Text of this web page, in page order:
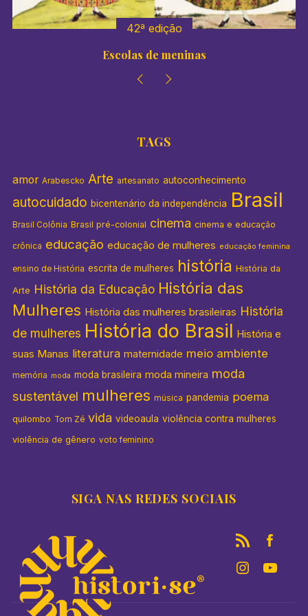
42ª edição
Escolas de meninas
TAGS
amor Arabescko Arte artesanato autoconhecimento
autocuidado bicentenário da independência Brasil
Brasil Colônia Brasil pré-colonial cinema cinema e educação
crônica educação educação de mulheres educação feminina
ensino de História escrita de mulheres história História da
Arte História da Educação História das
Mulheres História das mulheres brasileiras História
de mulheres História do Brasil História e
suas Manas literatura maternidade meio ambiente
memória moda moda brasileira moda mineira moda
sustentável mulheres música pandemia poema
quilombo Tom Zé vida videoaula violência contra mulheres
violência de gênero voto feminino
SIGA NAS REDES SOCIAIS